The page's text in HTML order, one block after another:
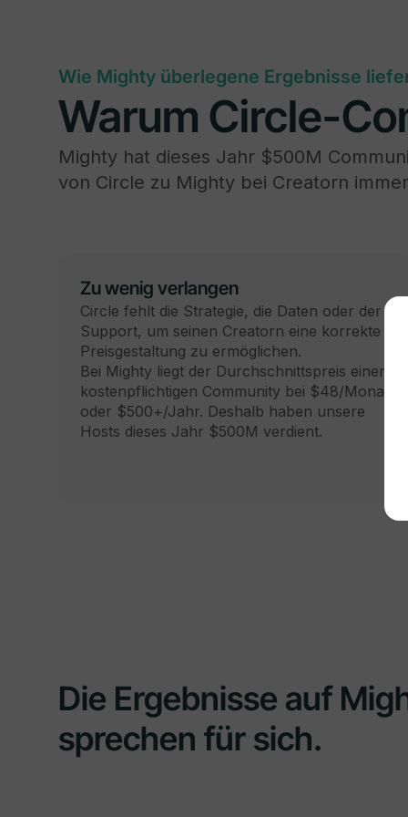
Wie Mighty überlegene Ergebnisse
Warum Circle-
Mighty hat dieses Jahr $500M
von Circle zu Mighty bei Creatorn
Zu wenig verlangen
Circle fehlt die Strategie, die Daten oder der
Support, um seinen Creatorn eine korrekte
Preisgestaltung zu ermöglichen.
Bei Mighty liegt der Durchschnittspreis einer
kostenpflichtigen Community bei $48/Monat
oder $500+/Jahr. Deshalb haben unsere
Hosts dieses Jahr $500M verdient.
Die Ergebnisse auf
sprechen für sich.